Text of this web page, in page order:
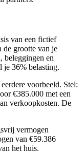
van een fictief
de grootte van je
beleggingen en
je 36% belasting.
voorbeeld. Stel:
€385.000 met een
verkoopkosten. De
vermogen
van €59.386
het huis.